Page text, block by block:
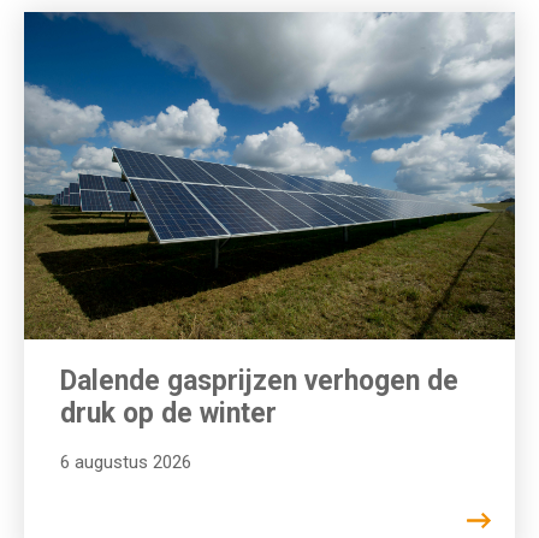
Dalende gasprijzen verhogen de
druk op de winter
6 augustus 2026